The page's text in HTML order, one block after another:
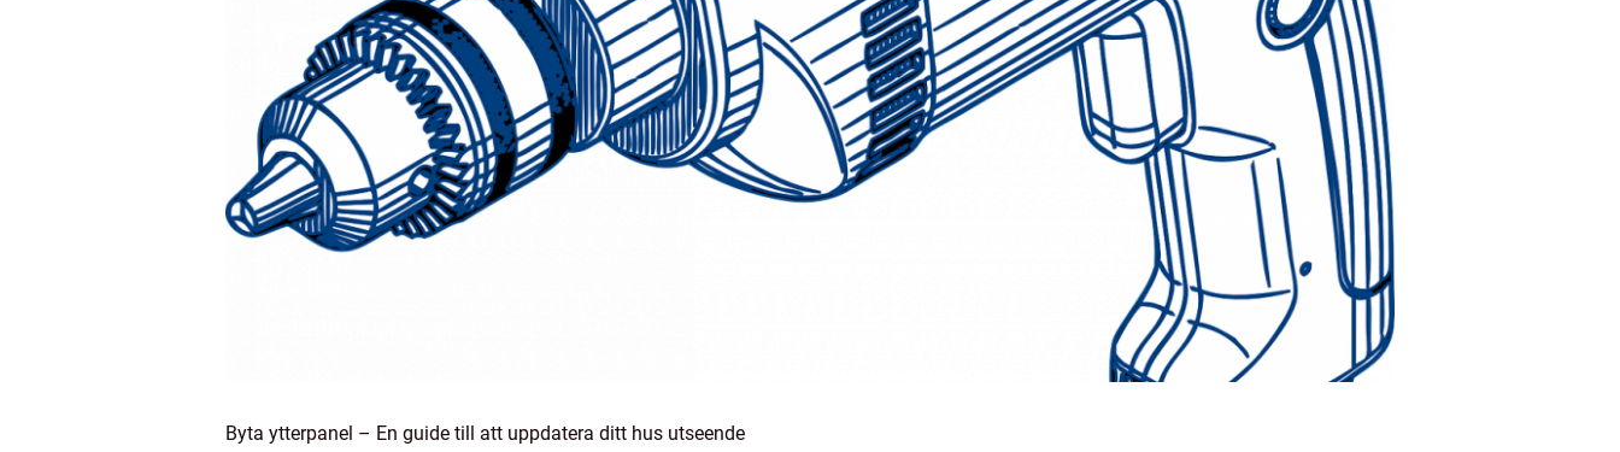
Byta ytterpanel – En guide till att uppdatera ditt hus utseende